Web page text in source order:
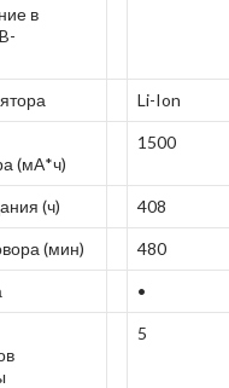
в
Li-Ion
(мА*ч)
1500
(ч) 408
(мин) 480
•
5